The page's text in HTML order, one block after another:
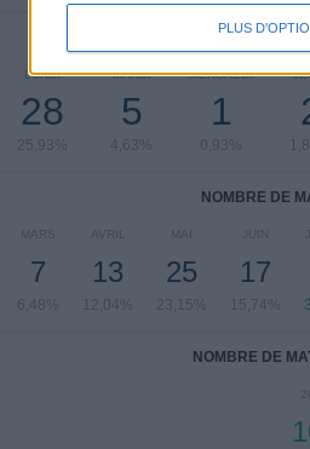
PLUS
NOMBRE DE MATCHS
LUNDI
28
25,93%
MARDI
5
4,63%
MERCREDI
1
0,93%
NOMBRE DE
MARS
7
6,48%
AVRIL
13
12,04%
MAI
25
23,15%
JUIN
17
15,74%
NOMBRE DE